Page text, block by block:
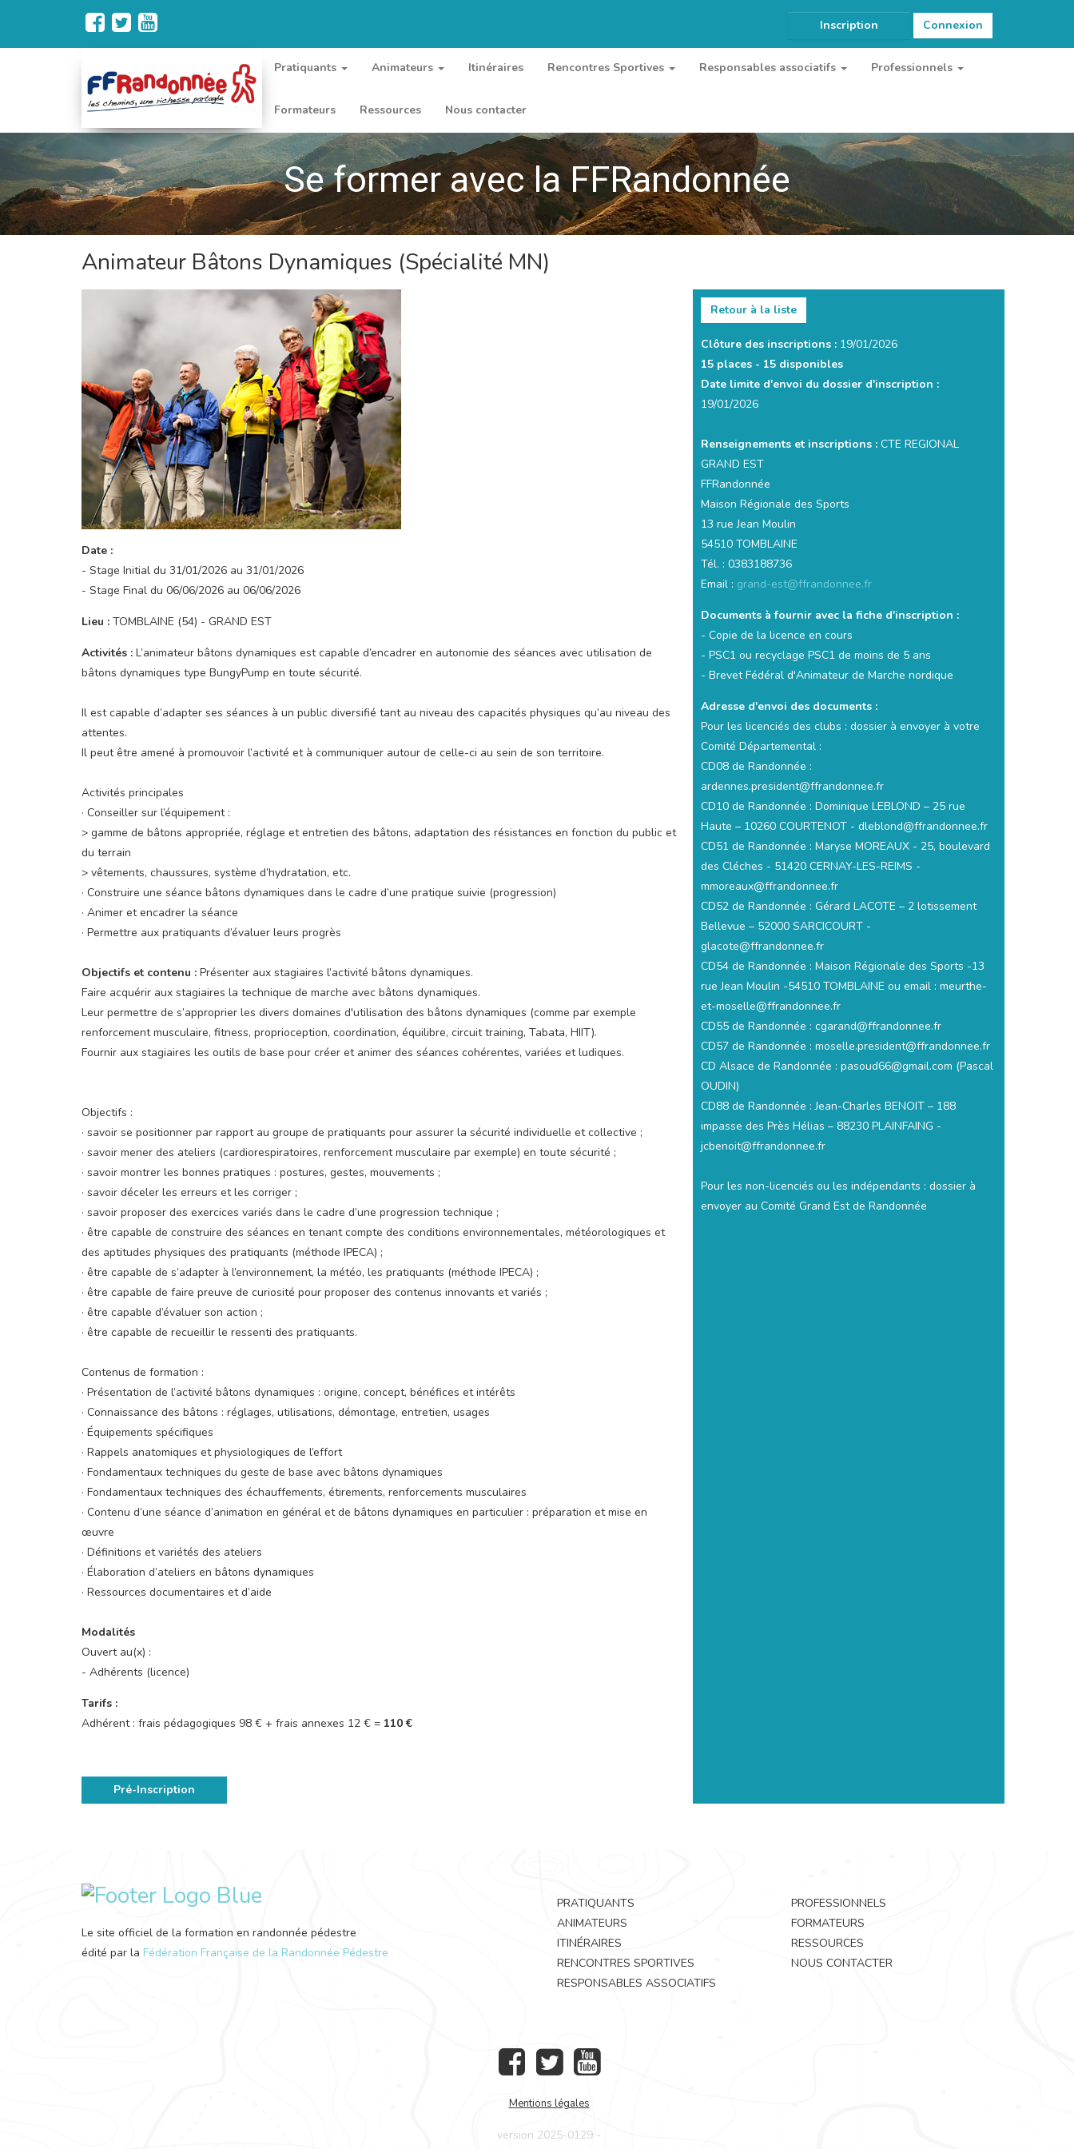
Inscription Connexion
Pratiquants Animateurs Itinéraires Rencontres Sportives Responsables associatifs Professionnels
Formateurs Ressources Nous contacter
Se former avec la FFRandonnée
Animateur Bâtons Dynamiques (Spécialité MN)
Date :
- Stage Initial du 31/01/2026 au 31/01/2026
- Stage Final du 06/06/2026 au 06/06/2026
Lieu : TOMBLAINE (54) - GRAND EST
Activités : L’animateur bâtons dynamiques est capable d’encadrer en autonomie des séances avec utilisation de
bâtons dynamiques type BungyPump en toute sécurité.
Il est capable d’adapter ses séances à un public diversifié tant au niveau des capacités physiques qu’au niveau des
attentes.
Il peut être amené à promouvoir l’activité et à communiquer autour de celle-ci au sein de son territoire.
Activités principales
· Conseiller sur l’équipement :
> gamme de bâtons appropriée, réglage et entretien des bâtons, adaptation des résistances en fonction du public et
du terrain
> vêtements, chaussures, système d’hydratation, etc.
· Construire une séance bâtons dynamiques dans le cadre d’une pratique suivie (progression)
· Animer et encadrer la séance
· Permettre aux pratiquants d’évaluer leurs progrès
Objectifs et contenu : Présenter aux stagiaires l’activité bâtons dynamiques.
Faire acquérir aux stagiaires la technique de marche avec bâtons dynamiques.
Leur permettre de s’approprier les divers domaines d'utilisation des bâtons dynamiques (comme par exemple
renforcement musculaire, fitness, proprioception, coordination, équilibre, circuit training, Tabata, HIIT).
Fournir aux stagiaires les outils de base pour créer et animer des séances cohérentes, variées et ludiques.
Objectifs :
· savoir se positionner par rapport au groupe de pratiquants pour assurer la sécurité individuelle et collective ;
· savoir mener des ateliers (cardiorespiratoires, renforcement musculaire par exemple) en toute sécurité ;
· savoir montrer les bonnes pratiques : postures, gestes, mouvements ;
· savoir déceler les erreurs et les corriger ;
· savoir proposer des exercices variés dans le cadre d’une progression technique ;
· être capable de construire des séances en tenant compte des conditions environnementales, météorologiques et
des aptitudes physiques des pratiquants (méthode IPECA) ;
· être capable de s’adapter à l’environnement, la météo, les pratiquants (méthode IPECA) ;
· être capable de faire preuve de curiosité pour proposer des contenus innovants et variés ;
· être capable d’évaluer son action ;
· être capable de recueillir le ressenti des pratiquants.
Contenus de formation :
· Présentation de l’activité bâtons dynamiques : origine, concept, bénéfices et intérêts
· Connaissance des bâtons : réglages, utilisations, démontage, entretien, usages
· Équipements spécifiques
· Rappels anatomiques et physiologiques de l’effort
· Fondamentaux techniques du geste de base avec bâtons dynamiques
· Fondamentaux techniques des échauffements, étirements, renforcements musculaires
· Contenu d’une séance d’animation en général et de bâtons dynamiques en particulier : préparation et mise en
œuvre
· Définitions et variétés des ateliers
· Élaboration d’ateliers en bâtons dynamiques
· Ressources documentaires et d’aide
Modalités
Ouvert au(x) :
- Adhérents (licence)
Tarifs :
Adhérent : frais pédagogiques 98 € + frais annexes 12 € = 110 €
Pré-Inscription
Retour à la liste
Clôture des inscriptions : 19/01/2026
15 places - 15 disponibles
Date limite d'envoi du dossier d'inscription :
19/01/2026
Renseignements et inscriptions : CTE REGIONAL
GRAND EST
FFRandonnée
Maison Régionale des Sports
13 rue Jean Moulin
54510 TOMBLAINE
Tél. : 0383188736
Email : grand-est@ffrandonnee.fr
Documents à fournir avec la fiche d'inscription :
- Copie de la licence en cours
- PSC1 ou recyclage PSC1 de moins de 5 ans
- Brevet Fédéral d'Animateur de Marche nordique
Adresse d'envoi des documents :
Pour les licenciés des clubs : dossier à envoyer à votre
Comité Départemental :
CD08 de Randonnée :
ardennes.president@ffrandonnee.fr
CD10 de Randonnée : Dominique LEBLOND – 25 rue
Haute – 10260 COURTENOT - dleblond@ffrandonnee.fr
CD51 de Randonnée : Maryse MOREAUX - 25, boulevard
des Cléches - 51420 CERNAY-LES-REIMS -
mmoreaux@ffrandonnee.fr
CD52 de Randonnée : Gérard LACOTE – 2 lotissement
Bellevue – 52000 SARCICOURT -
glacote@ffrandonnee.fr
CD54 de Randonnée : Maison Régionale des Sports -13
rue Jean Moulin -54510 TOMBLAINE ou email : meurthe-
et-moselle@ffrandonnee.fr
CD55 de Randonnée : cgarand@ffrandonnee.fr
CD57 de Randonnée : moselle.president@ffrandonnee.fr
CD Alsace de Randonnée : pasoud66@gmail.com (Pascal
OUDIN)
CD88 de Randonnée : Jean-Charles BENOIT – 188
impasse des Près Hélias – 88230 PLAINFAING -
jcbenoit@ffrandonnee.fr
Pour les non-licenciés ou les indépendants : dossier à
envoyer au Comité Grand Est de Randonnée
Le site officiel de la formation en randonnée pédestre
édité par la Fédération Française de la Randonnée Pédestre
PRATIQUANTS
ANIMATEURS
ITINÉRAIRES
RENCONTRES SPORTIVES
RESPONSABLES ASSOCIATIFS
PROFESSIONNELS
FORMATEURS
RESSOURCES
NOUS CONTACTER
Mentions légales
version 2025-0129 -